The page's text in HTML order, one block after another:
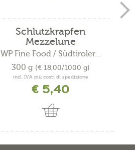
Schlutzkrapfen
Mezzelune
WP Fine Food / Südtiroler...
300 g (€ 18,00/1000 g)
incl. IVA più costi di spedizione
€ 5,40